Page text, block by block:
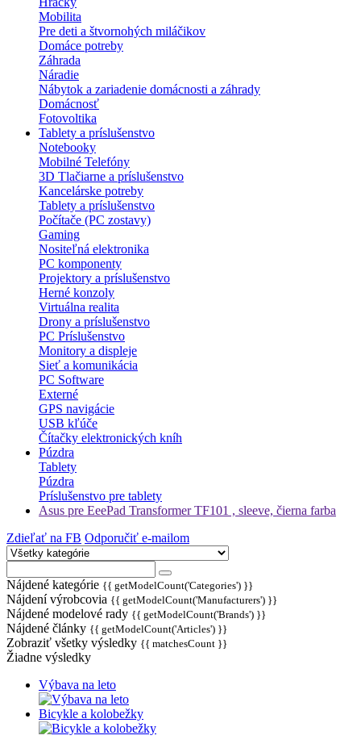
Mobilita
Pre deti a štvornohých miláčikov
Domáce potreby
Záhrada
Náradie
Nábytok a zariadenie domácnosti a záhrady
Domácnosť
Fotovoltika
Tablety a príslušenstvo
Notebooky
Mobilné Telefóny
3D Tlačiarne a príslušenstvo
Kancelárske potreby
Tablety a príslušenstvo
Počítače (PC zostavy)
Gaming
Nositeľná elektronika
PC komponenty
Projektory a príslušenstvo
Herné konzoly
Virtuálna realita
Drony a príslušenstvo
PC Príslušenstvo
Monitory a displeje
Sieť a komunikácia
PC Software
Externé
GPS navigácie
USB kľúče
Čítačky elektronických kníh
Púzdra
Tablety
Púzdra
Príslušenstvo pre tablety
Asus pre EeePad Transformer TF101 , sleeve, čierna farba
Zdieľať na FB Odporučiť e-mailom
Nájdené kategórie {{ getModelCount('Categories') }}
Nájdení výrobcovia {{ getModelCount('Manufacturers') }}
Nájdené modelové rady {{ getModelCount('Brands') }}
Nájdené články {{ getModelCount('Articles') }}
Zobraziť všetky výsledky {{ matchesCount }}
Žiadne výsledky
Výbava na leto
Bicykle a kolobežky